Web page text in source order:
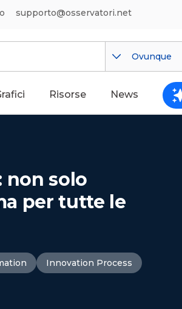
supporto@osservatori.net
Ovunque
Risorse News
non solo
per tutte le
Innovation Process